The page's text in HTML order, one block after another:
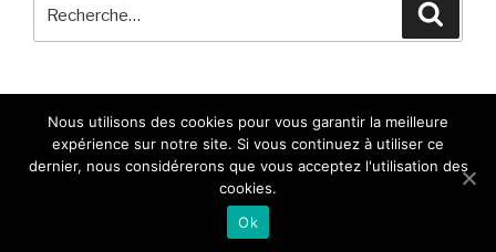
Facebook
E-
mail
Fièrement propulsé par WordPress
Nous utilisons des cookies pour vous garantir la meilleure
expérience sur notre site. Si vous continuez à utiliser ce
dernier, nous considérerons que vous acceptez l'utilisation des
cookies.
Ok